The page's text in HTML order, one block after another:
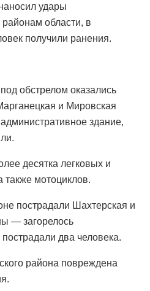
удары
области, в
получили ранения.
обстрелом оказались
и Мировская
здание,
десятка легковых и
также мотоциклов.
пострадали Шахтерская и
— загорелось
два человека.
района повреждена